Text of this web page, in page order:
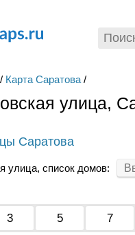
/ Карта Саратова /
улица,
Саратова
улица, список домов:
3 5 7